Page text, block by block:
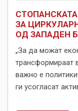
ЗА
ОД ЗАПАДЕН
„За да можат
трансформираат
важно е
ги усогласат